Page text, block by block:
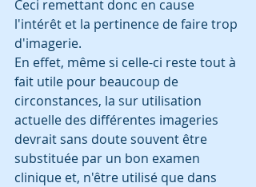
Ceci remettant donc en cause
l'intérêt et la pertinence de faire trop
d'imagerie.
En effet, même si celle-ci reste tout à
fait utile pour beaucoup de
circonstances, la sur utilisation
actuelle des différentes imageries
devrait sans doute souvent être
substituée par un bon examen
clinique et, n'être utilisé que dans